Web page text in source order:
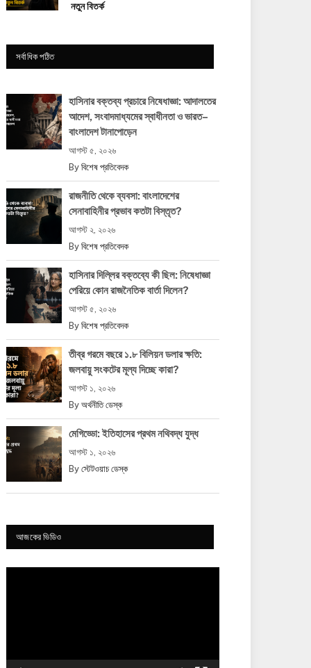
নতুন বিতর্ক
সর্বাধিক পঠিত
হাসিনার বক্তব্য প্রচারে নিষেধাজ্ঞা: আদালতের
আদেশ, সংবাদমাধ্যমের স্বাধীনতা ও ভারত–
বাংলাদেশ টানাপোড়েন
আগস্ট ৫, ২০২৬
By বিশেষ প্রতিবেদক
রাজনীতি থেকে ব্যবসা: বাংলাদেশের
সেনাবাহিনীর প্রভাব কতটা বিস্তৃত?
আগস্ট ২, ২০২৬
By বিশেষ প্রতিবেদক
হাসিনার দিল্লির বক্তব্যে কী ছিল: নিষেধাজ্ঞা
পেরিয়ে কোন রাজনৈতিক বার্তা দিলেন?
আগস্ট ৫, ২০২৬
By বিশেষ প্রতিবেদক
তীব্র গরমে বছরে ১.৮ বিলিয়ন ডলার ক্ষতি:
জলবায়ু সংকটের মূল্য দিচ্ছে কারা?
আগস্ট ১, ২০২৬
By অর্থনীতি ডেস্ক
মেগিড্ডো: ইতিহাসের প্রথম নথিবদ্ধ যুদ্ধ
আগস্ট ১, ২০২৬
By স্টেটওয়াচ ডেস্ক
আজকের ভিডিও